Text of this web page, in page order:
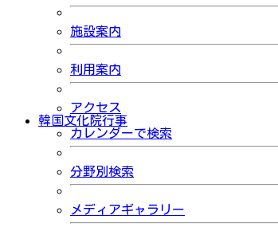
施設案内
利用案内
アクセス
韓国文化院行事
カレンダーで検索
分野別検索
メディアギャラリー